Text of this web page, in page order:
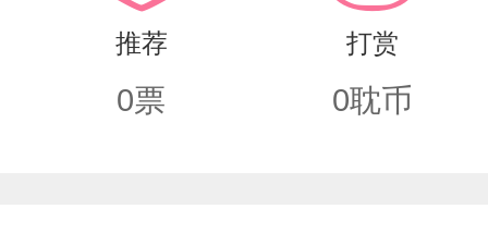
推荐
0票
打赏
0耽币